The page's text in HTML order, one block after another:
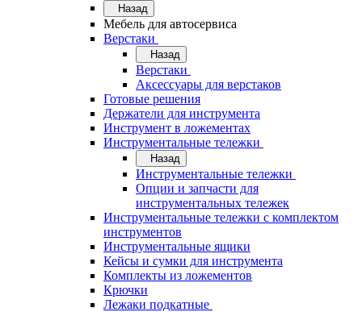
Назад
Мебель для автосервиса
Верстаки
Назад
Верстаки
Аксессуары для верстаков
Готовые решения
Держатели для инструмента
Инструмент в ложементах
Инструментальные тележки
Назад
Инструментальные тележки
Опции и запчасти для
инструментальных тележек
Инструментальные тележки с комплектом
инструментов
Инструментальные ящики
Кейсы и сумки для инструмента
Комплекты из ложементов
Крючки
Лежаки подкатные